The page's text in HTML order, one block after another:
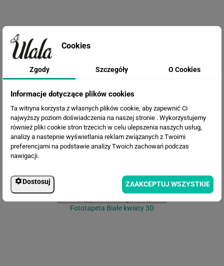
Fototapeta Malowane tropikalne
Fototapeta Białe kwiaty 3D
Cookies
Zgody Szczegóły O Cookies
Informacje dotyczące plików cookies
Ta witryna korzysta z własnych plików cookie, aby zapewnić Ci
najwyższy poziom doświadczenia na naszej stronie . Wykorzystujemy
również pliki cookie stron trzecich w celu ulepszenia naszych usług,
analizy a nastepnie wyświetlania reklam związanych z Twoimi
preferencjami na podstawie analizy Twoich zachowań podczas
nawigacji.
Dostosuj ZAAKCEPTUJ WSZYSTKIE